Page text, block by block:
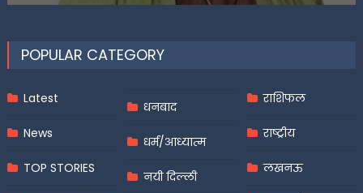
POPULAR CATEGORY
Latest
News
TOP STORIES
धनबाद
धर्म/आध्यात्म
नयी दिल्ली
राशिफल
राष्ट्रीय
लखनऊ